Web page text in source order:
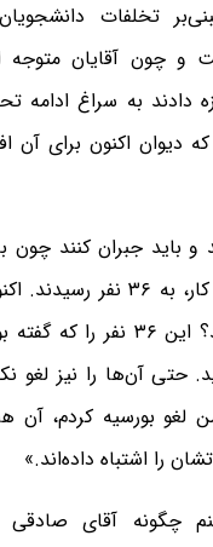
تخلفات
چون آقایان متوجه
دادند به سراغ ادامه
اکنون برای آن
و باید جبران کنند چون
بازی شد و در آخر کار، به
۳۶ نفر کجا هستند؟ این ۳۶
حتی آن‌ها را نیز لغو
لغو بورسیه کردم، آن
را اشتباه داده‌اند.»
چگونه آقای صادقی